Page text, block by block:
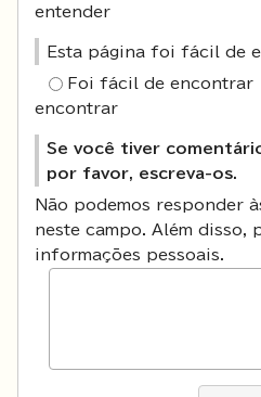
entender
Esta página foi fácil de
Foi fácil de encontrar
encontrar
Se você tiver
por favor, escreva-os.
Não podemos responder
neste campo. Além disso,
informações pessoais.